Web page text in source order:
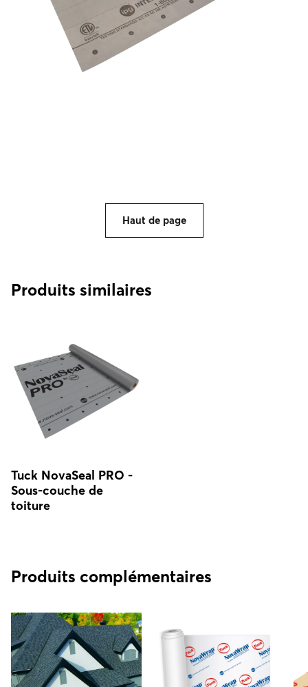
Haut de page
Produits similaires
Tuck NovaSeal PRO -
Sous-couche de
toiture
Produits complémentaires